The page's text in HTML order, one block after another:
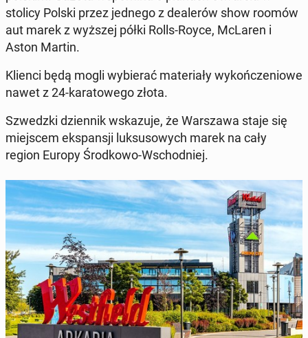
stolicy Polski przez jednego z de­ale­rów show roomów
aut marek z wyższej półki Rolls-Royce, McLaren i
Aston Martin.
Klienci będą mogli wy­bie­rać ma­te­ria­ły wy­koń­cze­nio­we
nawet z 24-ka­ra­to­we­go złota.
Szwedz­ki dzien­nik wska­zu­je, że War­sza­wa staje się
miej­scem eks­pan­sji luk­su­so­wych marek na cały
region Europy Środ­ko­wo-Wschod­niej.